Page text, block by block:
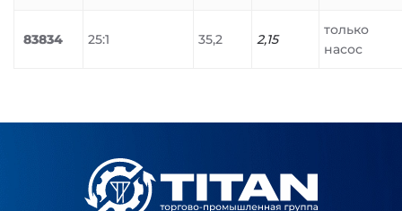
83834 25:1 35,2 2,15
только
насос